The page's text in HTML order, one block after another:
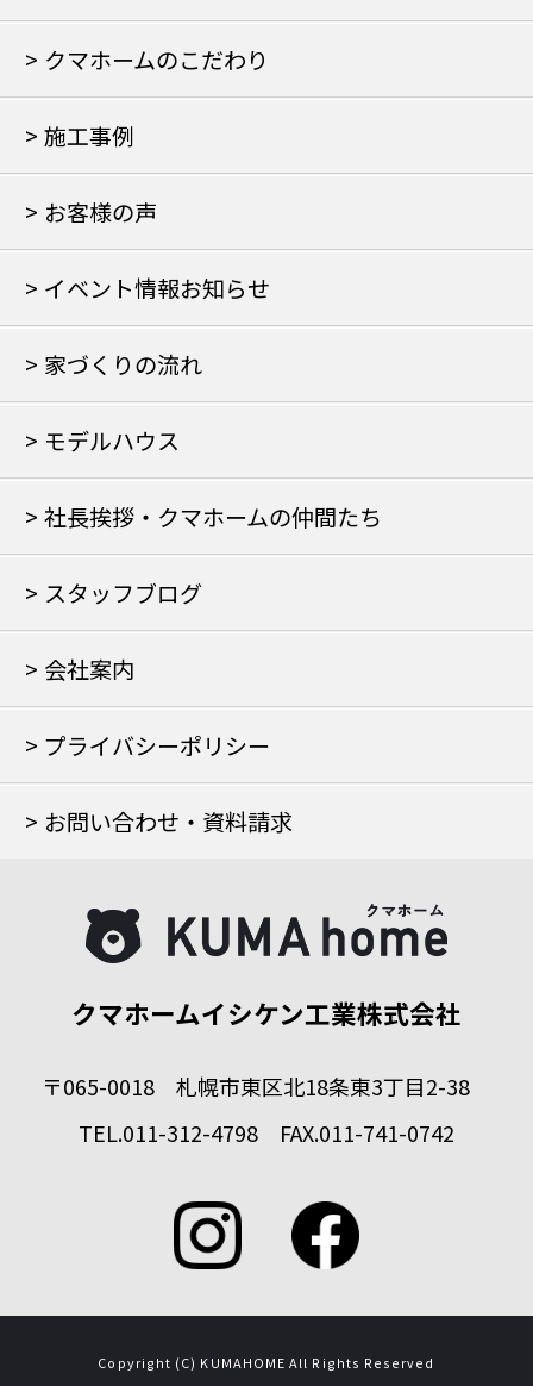
クマホームのこだわり
施工事例
お客様の声
イベント情報お知らせ
家づくりの流れ
モデルハウス
社長挨拶・クマホームの仲間たち
スタッフブログ
会社案内
プライバシーポリシー
お問い合わせ・資料請求
クマホームイシケン工業株式会社
〒065-0018 札幌市東区北18条東3丁目2-38
TEL.011-312-4798 FAX.011-741-0742
Copyright (C) KUMAHOME All Rights Reserved